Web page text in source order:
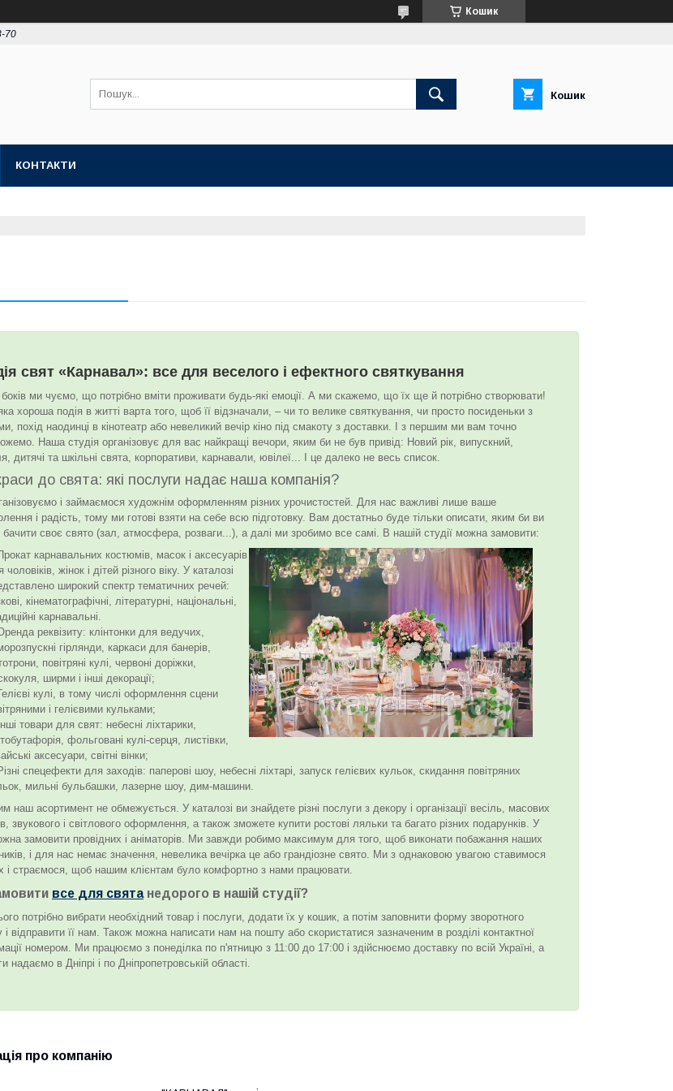
Кошик
70
Кошик
КОНТАКТИ
свят «Карнавал»: все для веселого і ефектного святкування
боків ми чуємо, що потрібно вміти проживати будь-які емоції. А ми скажемо, що їх ще й потрібно створювати!
хороша подія в житті варта того, щоб її відзначали, – чи то велике святкування, чи просто посиденьки з
похід наодинці в кінотеатр або невеликий вечір кіно під смакоту з доставки. І з першим ми вам точно
Наша студія організовує для вас найкращі вечори, яким би не був привід: Новий рік, випускний,
дитячі та шкільні свята, корпоративи, карнавали, ювілеї... І це далеко не весь список.
до свята: які послуги надає наша компанія?
і займаємося художнім оформленням різних урочистостей. Для нас важливі лише ваше
і радість, тому ми готові взяти на себе всю підготовку. Вам достатньо буде тільки описати, яким би ви
бачити своє свято (зал, атмосфера, розваги...), а далі ми зробимо все самі. В нашій студії можна замовити:
карнавальних костюмів, масок і аксесуарів
чоловіків, жінок і дітей різного віку. У каталозі
широкий спектр тематичних речей:
кінематографічні, літературні, національні,
карнавальні.
реквізиту: клінтонки для ведучих,
гірлянди, каркаси для банерів,
повітряні кулі, червоні доріжки,
ширми і інші декорації;
кулі, в тому числі оформлення сцени
і гелієвими кульками;
Інші товари для свят: небесні ліхтарики,
фольговані кулі-серця, листівки,
аксесуари, світні вінки;
спецефекти для заходів: паперові шоу, небесні ліхтарі, запуск гелієвих кульок, скидання повітряних
мильні бульбашки, лазерне шоу, дим-машини.
наш асортимент не обмежується. У каталозі ви знайдете різні послуги з декору і організації весіль, масових
звукового і світлового оформлення, а також зможете купити ростові ляльки та багато різних подарунків. У
замовити провідних і аніматорів. Ми завжди робимо максимум для того, щоб виконати побажання наших
і для нас немає значення, невелика вечірка це або грандіозне свято. Ми з однаковою увагою ставимося
і страємося, щоб нашим клієнтам було комфортно з нами працювати.
все для святанедорого в нашій студії?
потрібно вибрати необхідний товар і послуги, додати їх у кошик, а потім заповнити форму зворотного
і відправити її нам. Також можна написати нам на пошту або скористатися зазначеним в розділі контактної
номером. Ми працюємо з понеділка по п'ятницю з 11:00 до 17:00 і здійснюємо доставку по всій Україні, а
надаємо в Дніпрі і по Дніпропетровській області.
про компанію